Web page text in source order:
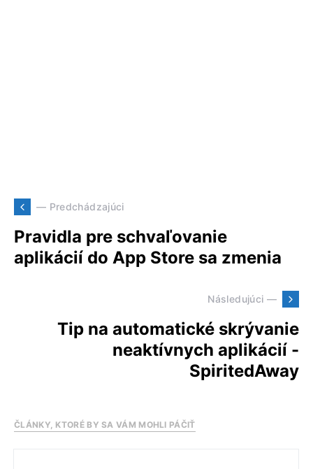
— Predchádzajúci
Pravidla pre schvaľovanie
aplikácií do App Store sa zmenia
Následujúci —
Tip na automatické skrývanie
neaktívnych aplikácií -
SpiritedAway
ČLÁNKY, KTORÉ BY SA VÁM MOHLI PÁČIŤ